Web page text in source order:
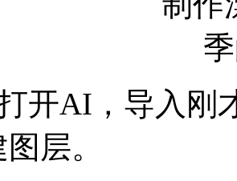
开AI，导入刚
层。